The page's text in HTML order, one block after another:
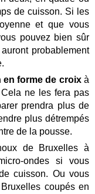
de cuisson. Si les
et que vous
pouvez bien sûr
probablement
en forme de croixà
ne les fera pas
prendra plus de
plus détrempés
de la pousse.
de Bruxelles à
ondes si vous
cuisson. Ou vous
coupés en